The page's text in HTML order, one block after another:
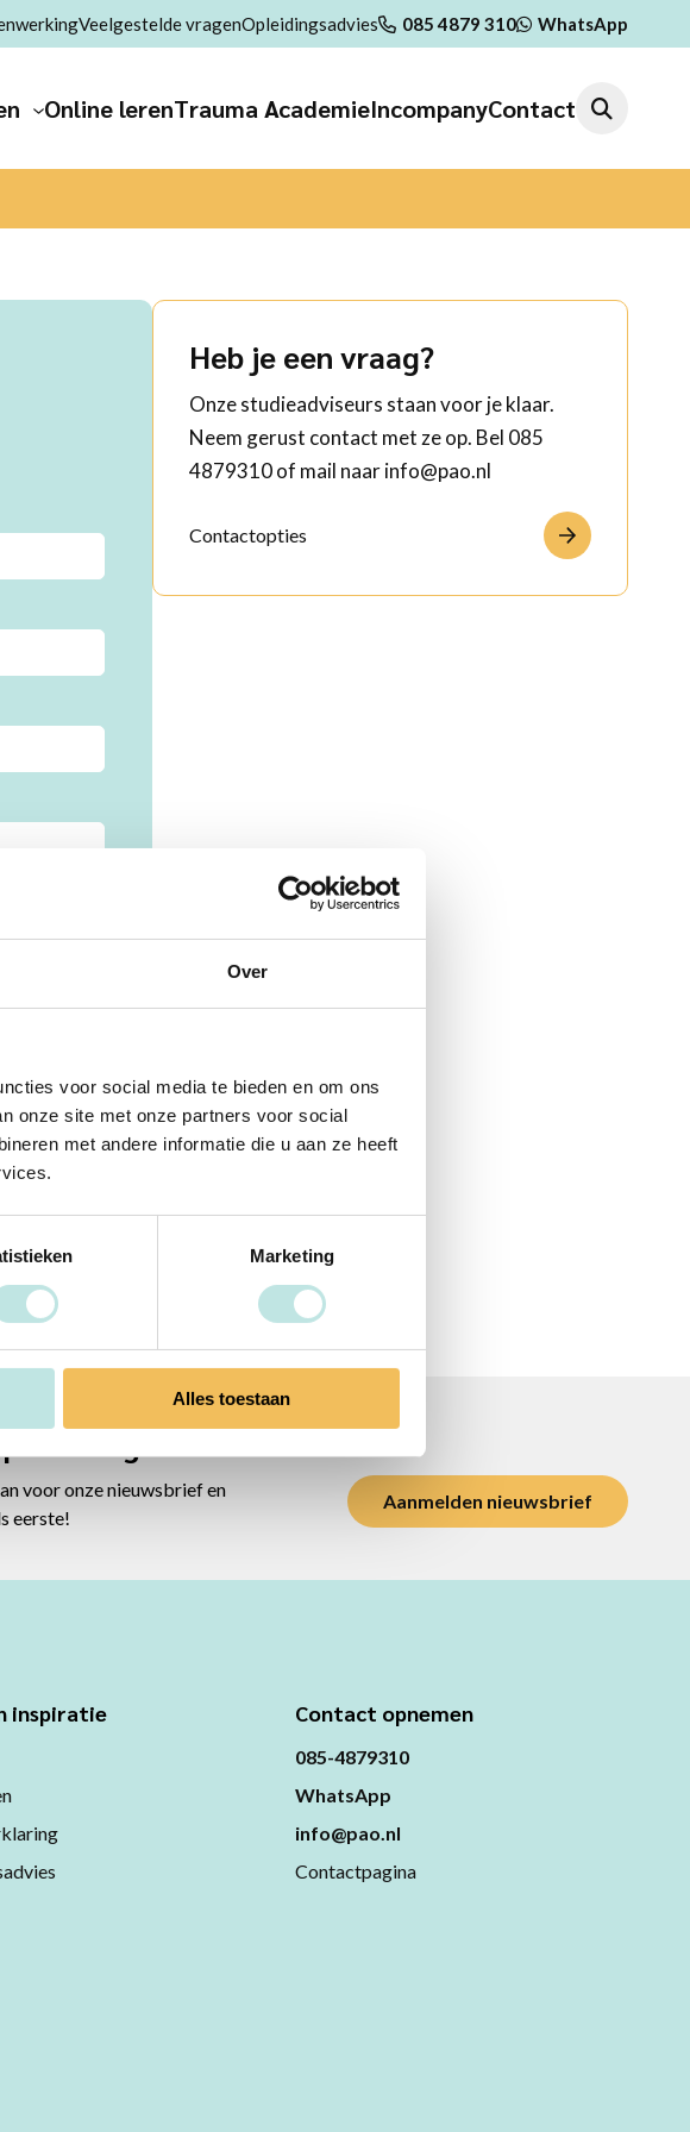
Over
voor social media te bieden en om ons
onze site met onze partners voor social
met andere informatie die u aan ze heeft
Marketing
Alles toestaan
Veelgestelde vragenOpleidingsadvies 085 4879 310 WhatsApp
Online lerenTrauma AcademieIncompanyContact
Heb je een vraag?
Onze studieadviseurs staan voor je klaar.
Neem gerust contact met ze op. Bel 085
4879310 of mail naar info@pao.nl
Contactopties
de hoogte
voor onze nieuwsbrief en
eerste!
Aanmelden nieuwsbrief
inspiratie Contact opnemen
085-4879310
WhatsApp
info@pao.nl
Contactpagina